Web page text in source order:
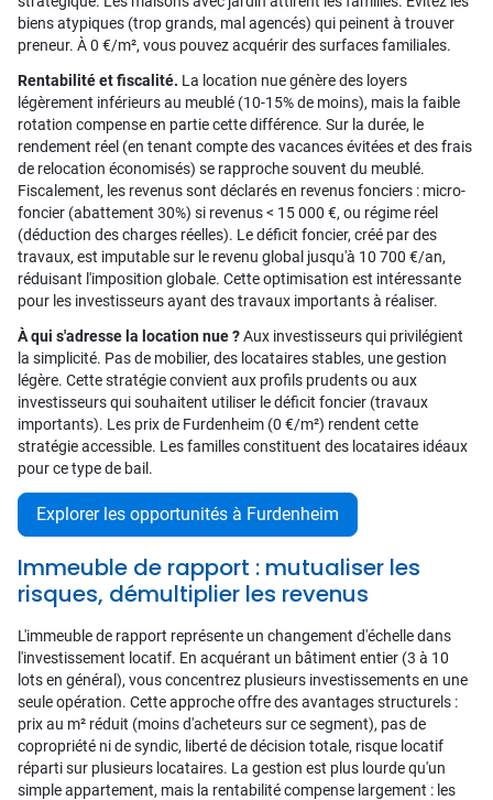
biens atypiques (trop grands, mal agencés) qui peinent à trouver
preneur. À 0 €/m², vous pouvez acquérir des surfaces familiales.
Rentabilité et fiscalité. La location nue génère des loyers
légèrement inférieurs au meublé (10-15% de moins), mais la faible
rotation compense en partie cette différence. Sur la durée, le
rendement réel (en tenant compte des vacances évitées et des frais
de relocation économisés) se rapproche souvent du meublé.
Fiscalement, les revenus sont déclarés en revenus fonciers : micro-
foncier (abattement 30%) si revenus < 15 000 €, ou régime réel
(déduction des charges réelles). Le déficit foncier, créé par des
travaux, est imputable sur le revenu global jusqu'à 10 700 €/an,
réduisant l'imposition globale. Cette optimisation est intéressante
pour les investisseurs ayant des travaux importants à réaliser.
À qui s'adresse la location nue ?Aux investisseurs qui privilégient
la simplicité. Pas de mobilier, des locataires stables, une gestion
légère. Cette stratégie convient aux profils prudents ou aux
investisseurs qui souhaitent utiliser le déficit foncier (travaux
importants). Les prix de Furdenheim (0 €/m²) rendent cette
stratégie accessible. Les familles constituent des locataires idéaux
pour ce type de bail.
Explorer les opportunités à Furdenheim
Immeuble de rapport : mutualiser les
risques, démultiplier les revenus
L'immeuble de rapport représente un changement d'échelle dans
l'investissement locatif. En acquérant un bâtiment entier (3 à 10
lots en général), vous concentrez plusieurs investissements en une
seule opération. Cette approche offre des avantages structurels :
prix au m² réduit (moins d'acheteurs sur ce segment), pas de
copropriété ni de syndic, liberté de décision totale, risque locatif
réparti sur plusieurs locataires. La gestion est plus lourde qu'un
simple appartement, mais la rentabilité compense largement : les